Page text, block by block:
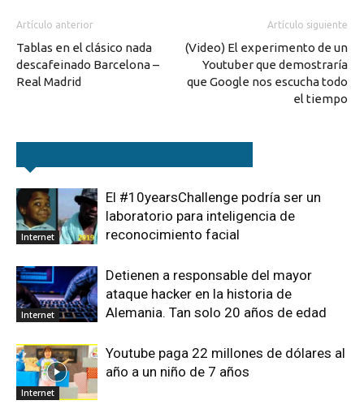
Artículo anterior
Tablas en el clásico nada
descafeinado Barcelona –
Real Madrid
Artículo siguiente
(Video) El experimento de un
Youtuber que demostraría
que Google nos escucha todo
el tiempo
Internet
El #10yearsChallenge podría ser un
laboratorio para inteligencia de
reconocimiento facial
Internet
Detienen a responsable del mayor
ataque hacker en la historia de
Alemania. Tan solo 20 años de edad
Internet
Youtube paga 22 millones de dólares al
año a un niño de 7 años